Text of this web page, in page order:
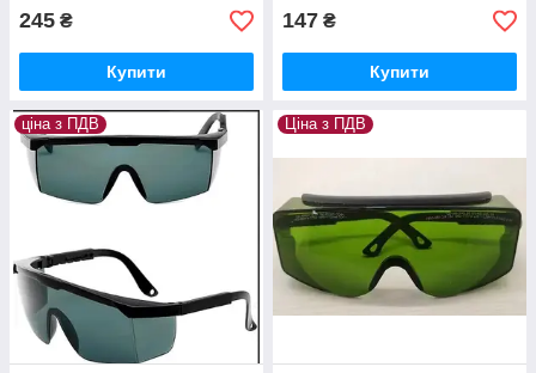
245 ₴
Купити
147 ₴
Купити
ціна з ПДВ Ціна з ПДВ